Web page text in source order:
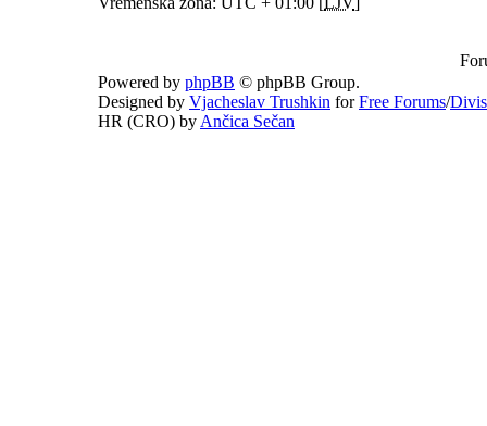
Powered by phpBB © phpBB Group.
Designed by Vjacheslav Trushkin forFree Forums/
HR (CRO) by Ančica Sečan